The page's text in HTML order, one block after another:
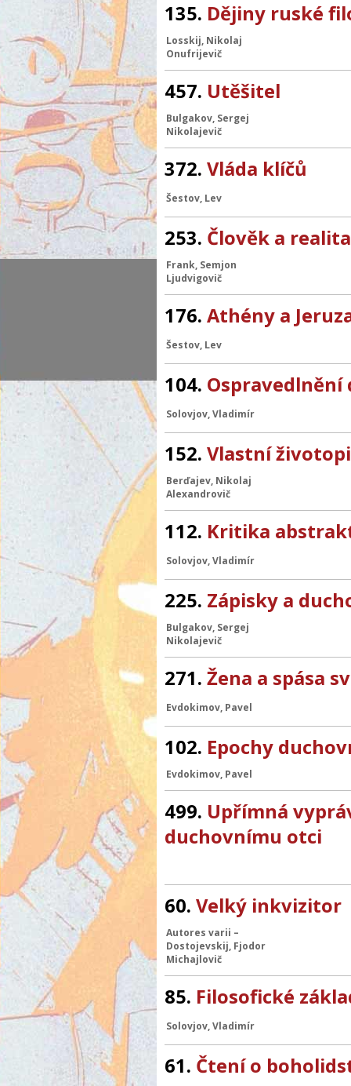
135. Dějiny ruské
Losskij, Nikolaj
Onufrijevič
457. Utěšitel
Bulgakov, Sergej
Nikolajevič
372. Vláda klíčů
Šestov, Lev
253. Člověk a realita
Frank, Semjon
Ljudvigovič
176. Athény a
Šestov, Lev
104. Ospravedlnění
Solovjov, Vladimír
152. Vlastní
Berďajev, Nikolaj
Alexandrovič
112. Kritika
Solovjov, Vladimír
225. Zápisky a
Bulgakov, Sergej
Nikolajevič
271. Žena a spása
Evdokimov, Pavel
102. Epochy
Evdokimov, Pavel
499. Upřímná
duchovnímu otci
60. Velký inkvizitor
Autores varii –
Dostojevskij, Fjodor
Michajlovič
85. Filosofické
Solovjov, Vladimír
61. Čtení o